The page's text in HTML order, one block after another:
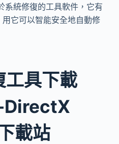
統修復的工具軟件，它有
它可以智能安全地自動修
具下載
DirectX
載站